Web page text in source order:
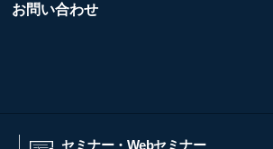
お問い合わせ
セミナー・Webセミナー